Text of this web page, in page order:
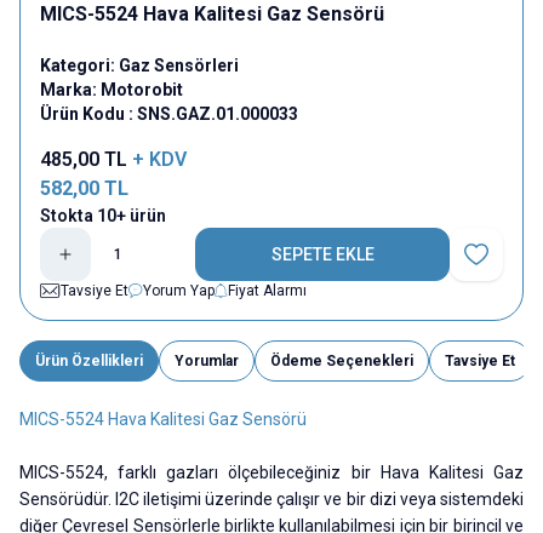
MICS-5524 Hava Kalitesi Gaz Sensörü
Kategori: Gaz Sensörleri
Marka: Motorobit
Ürün Kodu : SNS.GAZ.01.000033
485,00 TL + KDV
582,00 TL
Stokta 10+ ürün
SEPETE EKLE
Favoriye
Tavsiye Et
Yorum Yap Fiyat Alarmı
Ürün Özellikleri Yorumlar Ödeme Seçenekleri Tavsiye Et
MICS-5524 Hava Kalitesi Gaz Sensörü
MICS-5524, farklı gazları ölçebileceğiniz bir Hava Kalitesi Gaz
Sensörüdür. I2C iletişimi üzerinde çalışır ve bir dizi veya sistemdeki
diğer Çevresel Sensörlerle birlikte kullanılabilmesi için bir birincil ve